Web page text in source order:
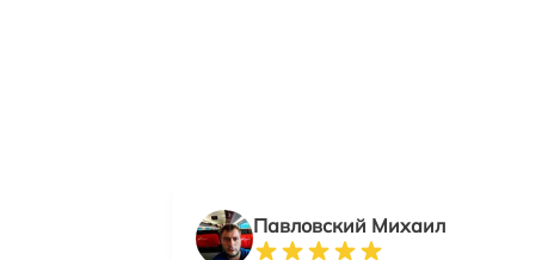
Павловский Михаил